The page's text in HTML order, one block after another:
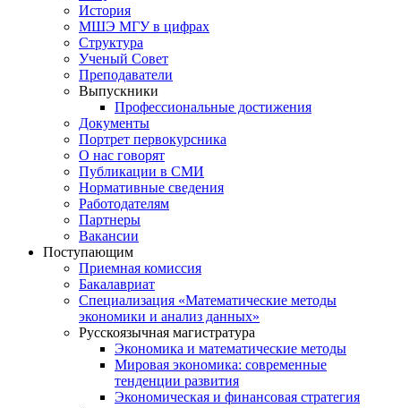
История
МШЭ МГУ в цифрах
Структура
Ученый Совет
Преподаватели
Выпускники
Профессиональные достижения
Документы
Портрет первокурсника
О нас говорят
Публикации в СМИ
Нормативные сведения
Работодателям
Партнеры
Вакансии
Поступающим
Приемная комиссия
Бакалавриат
Специализация «Математические методы
экономики и анализ данных»
Русскоязычная магистратура
Экономика и математические методы
Мировая экономика: современные
тенденции развития
Экономическая и финансовая стратегия